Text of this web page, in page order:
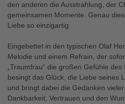
den anderen die Ausstrahlung, der
gemeinsamen Momente. Genau
Liebe so einzigartig.
Eingebettet in den typischen Olaf
Melodie und einem Refrain, der
„Traumfrau“ die großen Gefühle
besingt das Glück, die Liebe seines
und bringt dabei die Gedanken
Dankbarkeit, Vertrauen und den